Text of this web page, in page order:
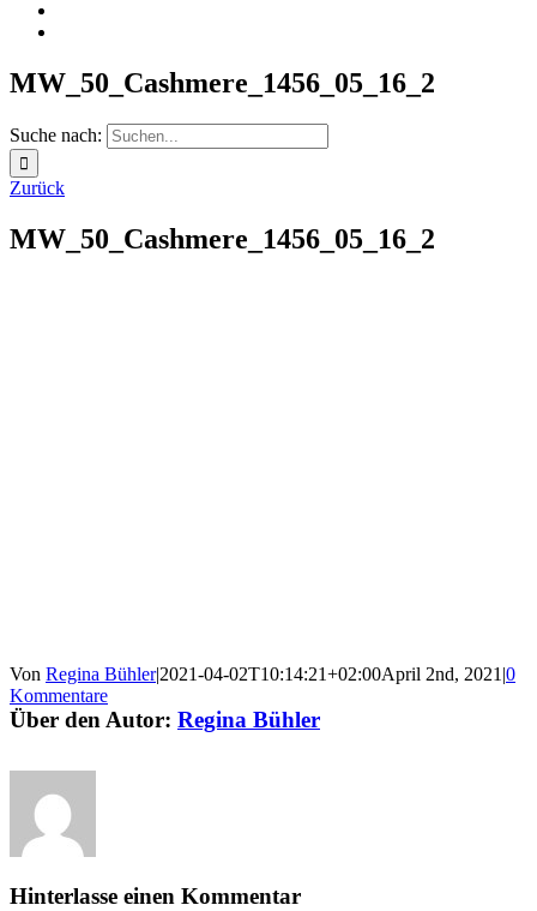
MW_50_Cashmere_1456_05_16_2
Suche nach:
Zurück
MW_50_Cashmere_1456_05_16_2
Von Regina Bühler|2021-04-02T10:14:21+02:00April 2nd, 2021 |0
Kommentare
Über den Autor: Regina Bühler
Hinterlasse einen Kommentar